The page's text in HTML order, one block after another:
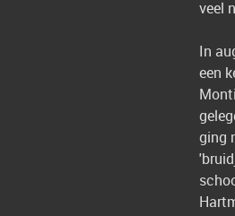
veel
In
een
ging